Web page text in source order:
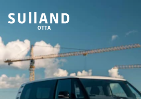
OTTA